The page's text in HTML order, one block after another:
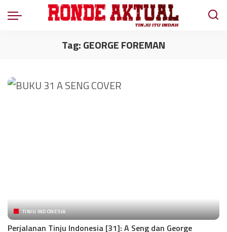
Tag:GEORGE FOREMAN
TINJU INDONESIA
Perjalanan Tinju Indonesia [31]: A Seng dan George